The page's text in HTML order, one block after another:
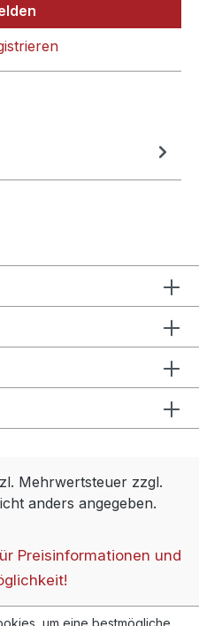
Mehrwertsteuer zzgl.
anders angegeben.
Preisinformationen und
um eine bestmögliche